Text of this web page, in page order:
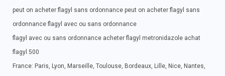
peut on acheter flagyl sans ordonnance peut on acheter flagyl sans
ordonnance flagyl avec ou sans ordonnance
flagyl avec ou sans ordonnance acheter flagyl metronidazole achat
flagyl 500
France: Paris, Lyon, Marseille, Toulouse, Bordeaux, Lille, Nice, Nantes,